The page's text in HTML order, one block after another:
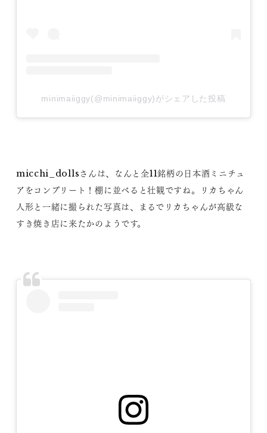
minimaiiggy(@minimaiiggy)がシェアした投稿
micchi_dollsさんは、なんと全11銘柄の日本酒ミニチュ
アをコンプリート！棚に並べると壮観ですね。リカちゃん
人形と一緒に撮られた写真は、まるでリカちゃんが高級な
すき焼き店に来たかのようです。